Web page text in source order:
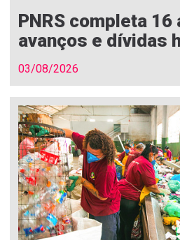
PNRS completa 16
avanços e dívidas
03/08/2026